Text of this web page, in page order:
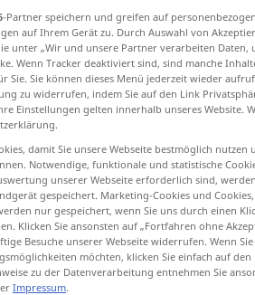
gerecht zuteilen
apportionallocate
,
apportion distribute
-Partner speichern und greifen auf
auf Ihrem Gerät zu. Durch Auswahl von
unter „Wir und unsere Partner verarbeiten Daten,
Wenn Tracker deaktiviert sind, sind manche
Sie. Sie können dieses Menü jederzeit wieder
zu widerrufen, indem Sie auf den Link
Einstellungen gelten innerhalb unseres Website.
damit Sie unsere Webseite bestmöglich nutzen
Notwendige, funktionale und statistische
unserer Webseite erforderlich sind,
gespeichert. Marketing-Cookies und
nur gespeichert, wenn Sie uns durch einen
Klicken Sie ansonsten auf „Fortfahren ohne
Besuche unserer Webseite widerrufen. Wenn
möchten, klicken Sie einfach auf
zu der Datenverarbeitung entnehmen Sie
Impressum.